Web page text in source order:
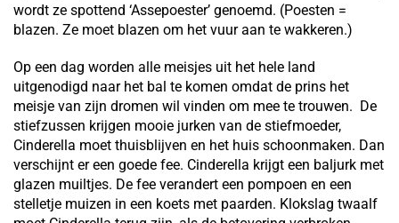
wordt ze spottend ‘Assepoester’ genoemd. (Poesten =
blazen. Ze moet blazen om het vuur aan te wakkeren.)
Op een dag worden alle meisjes uit het hele land
uitgenodigd naar het bal te komen omdat de prins het
meisje van zijn dromen wil vinden om mee te trouwen. De
stiefzussen krijgen mooie jurken van de stiefmoeder,
Cinderella moet thuisblijven en het huis schoonmaken. Dan
verschijnt er een goede fee. Cinderella krijgt een baljurk met
glazen muiltjes. De fee verandert een pompoen en een
stelletje muizen in een koets met paarden. Klokslag twaalf